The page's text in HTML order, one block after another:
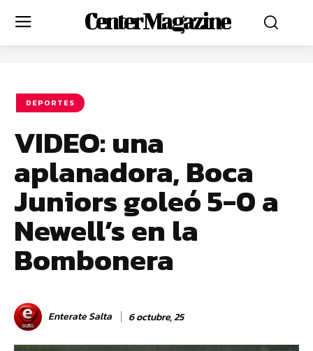
Center Magazine
DEPORTES
VIDEO: una
aplanadora, Boca
Juniors goleó 5-0 a
Newell’s en la
Bombonera
Enterate Salta 6 octubre, 25